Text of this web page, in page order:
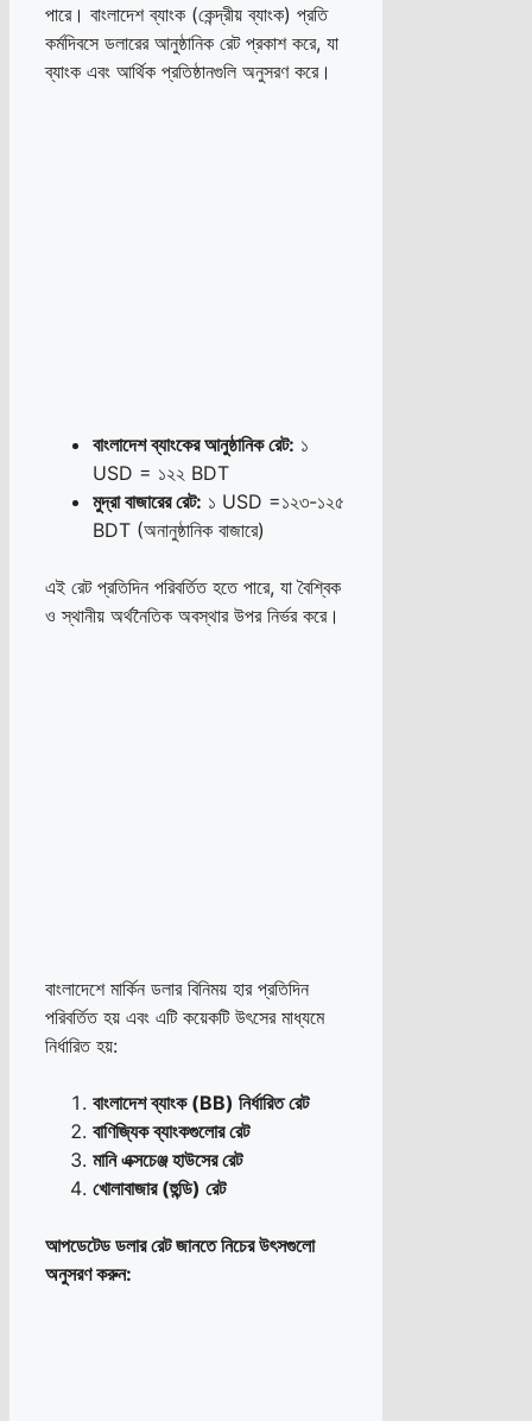
পারে। বাংলাদেশ ব্যাংক (কেন্দ্রীয় ব্যাংক) প্রতি
কর্মদিবসে ডলারের আনুষ্ঠানিক রেট প্রকাশ করে, যা
ব্যাংক এবং আর্থিক প্রতিষ্ঠানগুলি অনুসরণ করে।
বাংলাদেশ ব্যাংকের আনুষ্ঠানিক রেট: ১
USD = ১২২ BDT
মুদ্রা বাজারের রেট: ১ USD =১২৩-১২৫
BDT (অনানুষ্ঠানিক বাজারে)
এই রেট প্রতিদিন পরিবর্তিত হতে পারে, যা বৈশ্বিক
ও স্থানীয় অর্থনৈতিক অবস্থার উপর নির্ভর করে।
বাংলাদেশে মার্কিন ডলার বিনিময় হার প্রতিদিন
পরিবর্তিত হয় এবং এটি কয়েকটি উৎসের মাধ্যমে
নির্ধারিত হয়:
বাংলাদেশ ব্যাংক (BB) নির্ধারিত রেট
বাণিজ্যিক ব্যাংকগুলোর রেট
মানি এক্সচেঞ্জ হাউসের রেট
খোলাবাজার (হুন্ডি) রেট
আপডেটেড ডলার রেট জানতে নিচের উৎসগুলো
অনুসরণ করুন: